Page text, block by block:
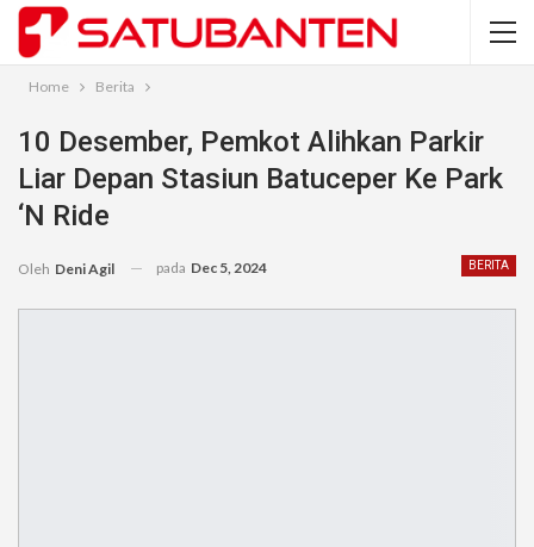
Home Berita
10 Desember, Pemkot Alihkan Parkir
Liar Depan Stasiun Batuceper Ke Park
‘N Ride
BERITA
Oleh Deni Agil pada Dec 5, 2024